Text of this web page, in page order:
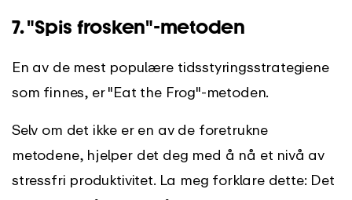
7. "Spis frosken"-metoden
En av de mest populære tidsstyringsstrategiene
som finnes, er "Eat the Frog"-metoden.
Selv om det ikke er en av de foretrukne
metodene, hjelper det deg med å nå et nivå av
stressfri produktivitet. La meg forklare dette: Det